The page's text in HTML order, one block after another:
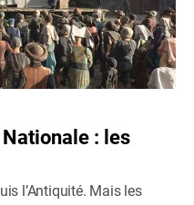
: les
l’Antiquité. Mais les